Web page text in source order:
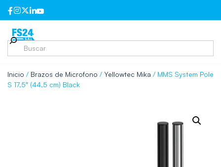
Inicio / Brazos de Microfono / Yellowtec Mika / MMS System Pole
S 17,5″ (44,5 cm) Black